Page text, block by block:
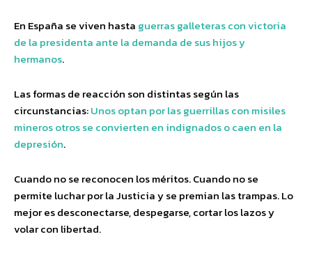
En España se viven hasta guerras galleteras con victoria
de la presidenta ante la demanda de sus hijos y
hermanos.
Las formas de reacción son distintas según las
circunstancias:Unos optan por las guerrillas con misiles
mineros otros se convierten en indignados o caen en la
depresión.
Cuando no se reconocen los méritos. Cuando no se
permite luchar por la Justicia y se premian las trampas. Lo
mejor es desconectarse, despegarse, cortar los lazos y
volar con libertad.